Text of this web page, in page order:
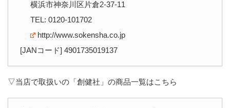
横浜市神奈川区片倉2-37-11
TEL: 0120-101702
http://www.sokensha.co.jp
[JANコード] 4901735019137
▽当店で取扱いの「創健社」の商品一覧はこちら